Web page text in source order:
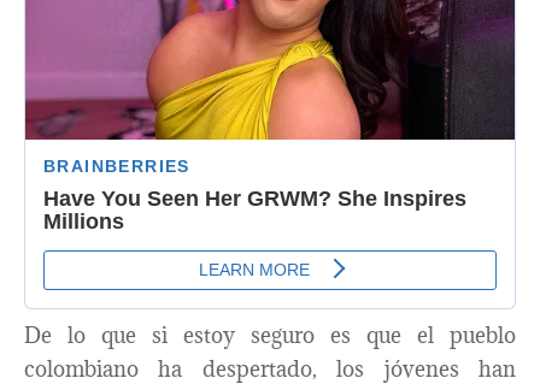
De lo que si estoy seguro es que el pueblo
colombiano ha despertado, los jóvenes han